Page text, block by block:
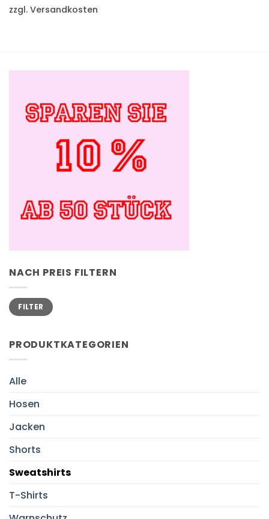
zzgl. Versandkosten
NACH PREIS FILTERN
Min.
Preis
Max.
PreisFILTER
PRODUKTKATEGORIEN
Alle
Hosen
Jacken
Shorts
Sweatshirts
T-Shirts